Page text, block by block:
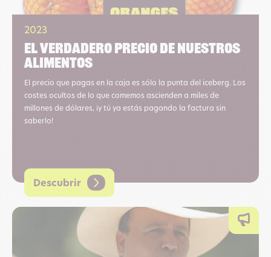
2023
El verdadero precio de nuestros
alimentos
El precio que pagas en la caja es sólo la punta del iceberg. Los
costes ocultos de lo que comemos ascienden a miles de
millones de dólares, ¡y tú ya estás pagando la factura sin
saberlo!
Descubrir